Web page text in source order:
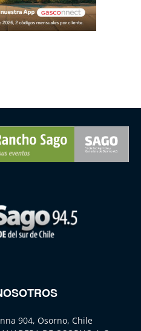
904, Osorno, Chile